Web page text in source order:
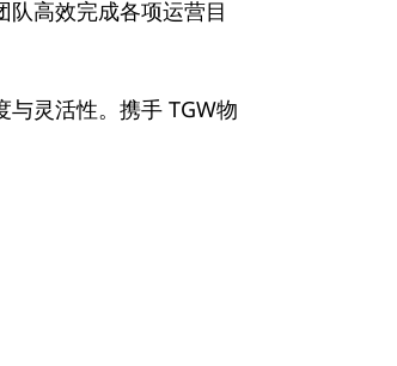
高效完成各项运营目
灵活性。携手 TGW物